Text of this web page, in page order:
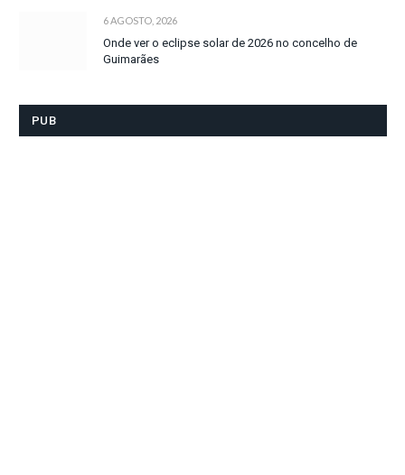
6 AGOSTO, 2026
Onde ver o eclipse solar de 2026 no concelho de
Guimarães
PUB